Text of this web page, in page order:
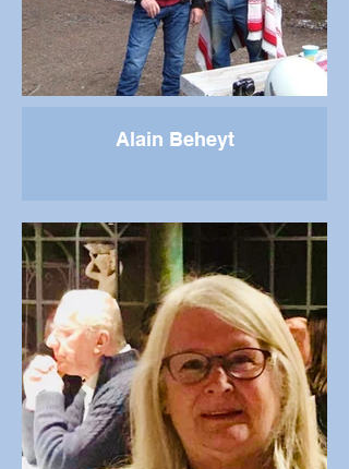
Alain Beheyt